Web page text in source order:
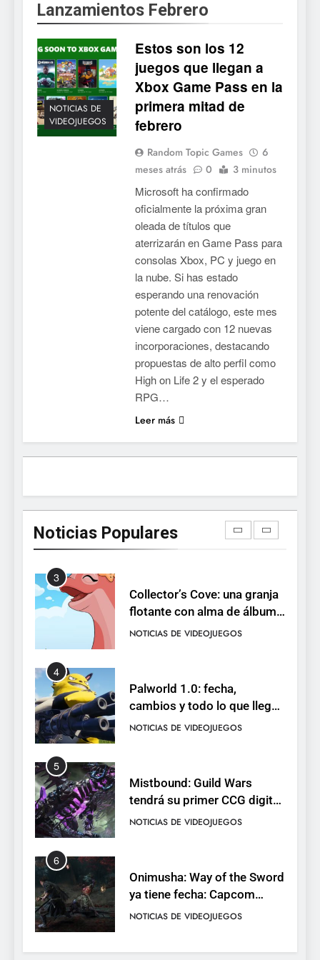
Lanzamientos Febrero
NOTICIAS DE
VIDEOJUEGOS
Estos son los 12
juegos que llegan a
Xbox Game Pass en la
primera mitad de
febrero
Random Topic Games
6
meses atrás
0 3 minutos
Microsoft ha confirmado
oficialmente la próxima gran
oleada de títulos que
aterrizarán en Game Pass para
consolas Xbox, PC y juego en
la nube. Si has estado
esperando una renovación
potente del catálogo, este mes
viene cargado con 12 nuevas
incorporaciones, destacando
propuestas de alto perfil como
High on Life 2 y el esperado
RPG…
Leer más
Noticias Populares
5
Mistbound: Guild Wars
tendrá su primer CCG digital
para PC y móviles
NOTICIAS DE VIDEOJUEGOS
6
Onimusha: Way of the Sword
lanza demo gratuita y abre
reservas
NOTICIAS DE VIDEOJUEGOS
No Rest for the Wicked
confirma su versión 1.0 para
octubre en PS5 y PC
NOTICIAS DE VIDEOJUEGOS
Stuntman: Hollywood
devuelve el espectáculo de
la conducción acrobática a
PS5, Xbox Series X|S y PC
NOTICIAS DE VIDEOJUEGOS
Ragnarok Origin: Classic ya
está disponible, y es el único
RO F2P-friendly de la saga
NOTICIAS DE VIDEOJUEGOS
Humble Choice de julio
Neon White en el mismo
pack
NOTICIAS DE VIDEOJUEGOS
3
Collector’s Cove: una granja
flotante con alma de álbum
de cromos
NOTICIAS DE VIDEOJUEGOS
4
Palworld 1.0: fecha,
cambios y todo lo que llega
con el lanzamiento
NOTICIAS DE VIDEOJUEGOS
5
Mistbound: Guild Wars
tendrá su primer CCG digital
para PC y móviles
NOTICIAS DE VIDEOJUEGOS
6
Onimusha: Way of the Sword
ya tiene fecha: Capcom
lanza demo gratuita y abre
NOTICIAS DE VIDEOJUEGOS
7